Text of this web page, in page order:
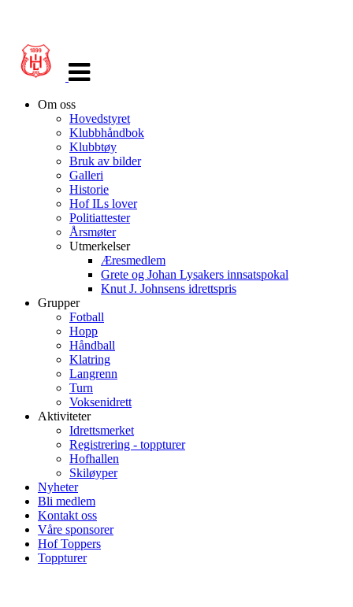
navigasjon
Om oss
Hovedstyret
Klubbhåndbok
Klubbtøy
Bruk av bilder
Galleri
Historie
Hof ILs lover
Politiattester
Årsmøter
Utmerkelser
Æresmedlem
Grete og Johan Lysakers innsatspokal
Knut J. Johnsens idrettspris
Grupper
Fotball
Hopp
Håndball
Klatring
Langrenn
Turn
Voksenidrett
Aktiviteter
Idrettsmerket
Registrering - toppturer
Hofhallen
Skiløyper
Nyheter
Bli medlem
Kontakt oss
Våre sponsorer
Hof Toppers
Toppturer